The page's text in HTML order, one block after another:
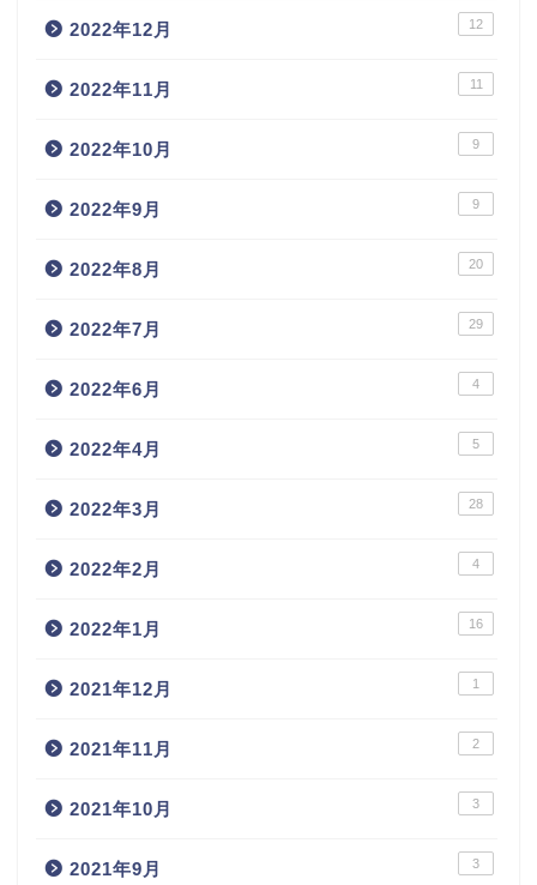
2022年12月 12
2022年11月 11
2022年10月 9
2022年9月 9
2022年8月 20
2022年7月 29
2022年6月 4
2022年4月 5
2022年3月 28
2022年2月 4
2022年1月 16
2021年12月 1
2021年11月 2
2021年10月 3
2021年9月 3